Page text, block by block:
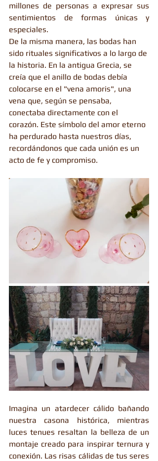
millones de personas a expresar sus
sentimientos de formas únicas y
especiales.
De la misma manera, las bodas han
sido rituales significativos a lo largo de
la historia. En la antigua Grecia, se
creía que el anillo de bodas debía
colocarse en el "vena amoris", una
vena que, según se pensaba,
conectaba directamente con el
corazón. Este símbolo del amor eterno
ha perdurado hasta nuestros días,
recordándonos que cada unión es un
acto de fe y compromiso.
Imagina un atardecer cálido bañando
nuestra casona histórica, mientras
luces tenues resaltan la belleza de un
montaje creado para inspirar ternura y
conexión. Las risas cálidas de tus seres